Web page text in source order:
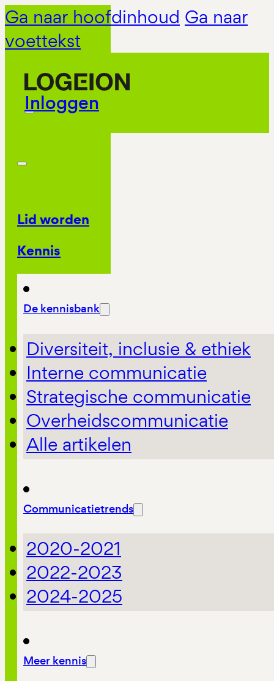
Ga naar hoofdinhoud Ga naar
voettekst
Inloggen
Lid worden
Kennis
De kennisbank
Diversiteit, inclusie & ethiek
Interne communicatie
Strategische communicatie
Overheidscommunicatie
Alle artikelen
Communicatietrends
2020-2021
2022-2023
2024-2025
Meer kennis